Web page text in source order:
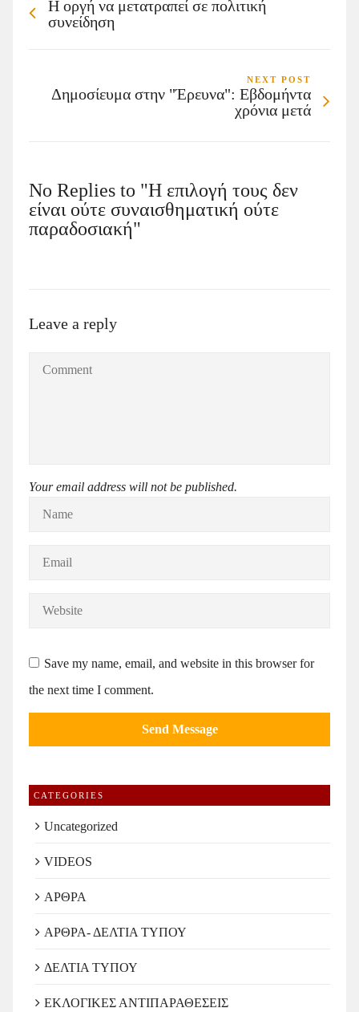
Η οργή να μετατραπεί σε πολιτική
συνείδηση
NEXT POST
Δημοσίευμα στην "Έρευνα": Εβδομήντα
χρόνια μετά
No Replies to "Η επιλογή τους δεν
είναι ούτε συναισθηματική ούτε
παραδοσιακή"
Leave a reply
Your email address will not be published.
Save my name, email, and website in this browser for
the next time I comment.
CATEGORIES
Uncategorized
VIDEOS
ΑΡΘΡΑ
ΑΡΘΡΑ- ΔΕΛΤΙΑ ΤΥΠΟΥ
ΔΕΛΤΙΑ ΤΥΠΟΥ
ΕΚΛΟΓΙΚΕΣ ΑΝΤΙΠΑΡΑΘΕΣΕΙΣ